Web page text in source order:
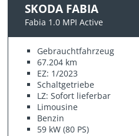
SKODA FABIA
Fabia 1.0 MPI Active
Gebrauchtfahrzeug
67.204 km
EZ: 1/2023
Schaltgetriebe
LZ: Sofort lieferbar
Limousine
Benzin
59 kW (80 PS)